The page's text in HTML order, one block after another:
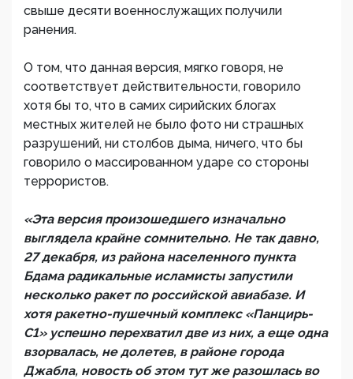
свыше десяти военнослужащих получили
ранения.
О том, что данная версия, мягко говоря, не
соответствует действительности, говорило
хотя бы то, что в самих сирийских блогах
местных жителей не было фото ни страшных
разрушений, ни столбов дыма, ничего, что бы
говорило о массированном ударе со стороны
террористов.
«Эта версия произошедшего изначально
выглядела крайне сомнительно. Не так давно,
27 декабря, из района населенного пункта
Бдама радикальные исламисты запустили
несколько ракет по российской авиабазе. И
хотя ракетно-пушечный комплекс «Панцирь-
С1» успешно перехватил две из них, а еще одна
взорвалась, не долетев, в районе города
Джабла, новость об этом тут же разошлась во